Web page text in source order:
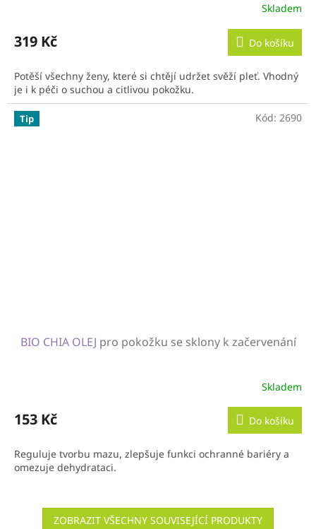
Skladem
319 Kč Do košíku
Potěší všechny ženy, které si chtějí udržet svěží pleť. Vhodný
je i k péči o suchou a citlivou pokožku.
Tip
BIO CHIA OLEJ pro pokožku se sklony k začervenání
Skladem
153 Kč Do košíku
Reguluje tvorbu mazu, zlepšuje funkci ochranné bariéry a
omezuje dehydrataci.
Kód: 2690
ZOBRAZIT VŠECHNY SOUVISEJÍCÍ PRODUKTY